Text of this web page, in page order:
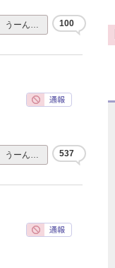
うーん… 100
うーん… 537